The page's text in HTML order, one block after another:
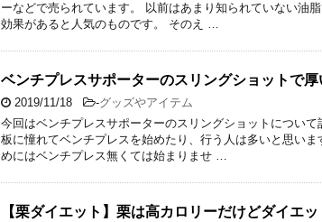
ーなどで売られています。 以前はあまり知られていない油
効果があると人気のものです。 そのえ …
ベンチプレスサポーターのスリングショットで厚
2019/11/18 -グッズやアイテム
今回はベンチプレスサポーターのスリングショットについ
板に憧れてベンチプレスを始めたり、行う人は多いと思い
めにはベンチプレス無くては始まりませ …
【栗ダイエット】栗は高カロリーだけどダイエ